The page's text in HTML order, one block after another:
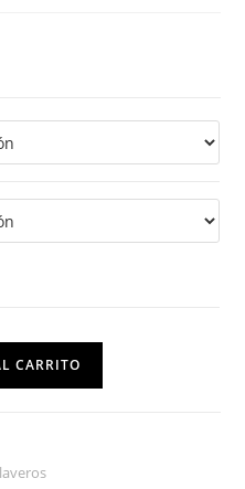
CARRITO